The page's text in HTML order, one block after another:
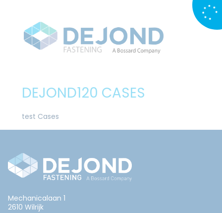
DEJOND120 CASES
test Cases
Mechanicalaan 1
2610 Wilrijk